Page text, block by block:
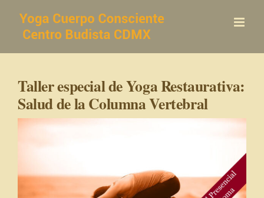
contenido
Taller especial de Yoga Restaurativa:
Salud de la Columna Vertebral